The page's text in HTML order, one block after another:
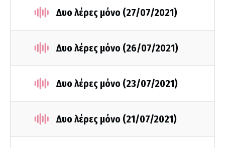
Δυο λέρες μόνο (27/07/2021)
Δυο λέρες μόνο (26/07/2021)
Δυο λέρες μόνο (23/07/2021)
Δυο λέρες μόνο (21/07/2021)